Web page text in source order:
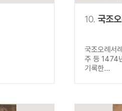
10. 국조
국조오례서
주 등 1474
기록한...